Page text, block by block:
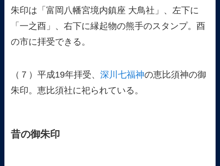
朱印は「富岡八幡宮境内鎮座 大鳥社」、左下に
「一之酉」、右下に縁起物の熊手のスタンプ。酉
の市に拝受できる。
（７）平成19年拝受、深川七福神の恵比須神の御
朱印。恵比須社に祀られている。
昔の御朱印